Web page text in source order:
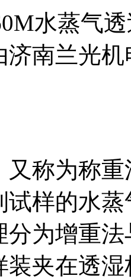
水蒸气
济南兰光
又称为称
试样的水
分为增重
装夹在透